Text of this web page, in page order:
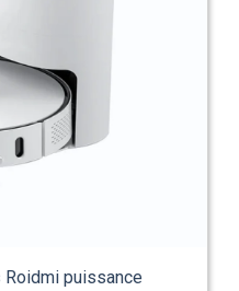
Roidmi puissance